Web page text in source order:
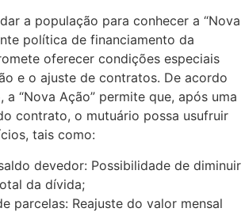
a população para conhecer a “Nova
política de financiamento da
oferecer condições especiais
e o ajuste de contratos. De acordo
“Nova Ação” permite que, após uma
contrato, o mutuário possa usufruir
tais como:
devedor: Possibilidade de diminuir
da dívida;
parcelas: Reajuste do valor mensal